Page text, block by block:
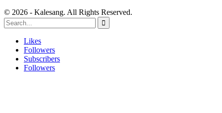
© 2026 - Kalesang. All Rights Reserved.
Likes
Followers
Subscribers
Followers